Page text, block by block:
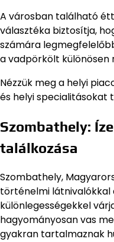
A városban található
választéka biztosítja,
számára
a vadpörkölt különösen
Nézzük meg a helyi
és helyi specialitásokat
Szombathely:
találkozása
Szombathely,
történelmi látnivalókkal
különlegességekkel
hagyományosan vas
gyakran tartalmaznak